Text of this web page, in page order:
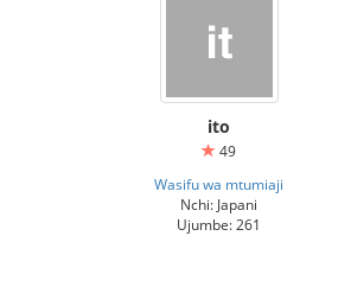
ito
49
Wasifu wa mtumiaji
Nchi: Japani
Ujumbe: 261